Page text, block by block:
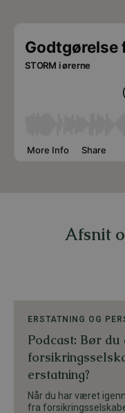
Afsnit
ERSTATNING OG
Podcast: Bør du
erstatning?
Når du har været
fra